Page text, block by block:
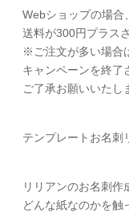
Webショップの場合
送料が300円プラス
※ご注文が多い場合
キャンペーンを終了
ご了承お願いいたし
テンプレートお名刺
リリアンのお名刺作
どんな紙なのかを触